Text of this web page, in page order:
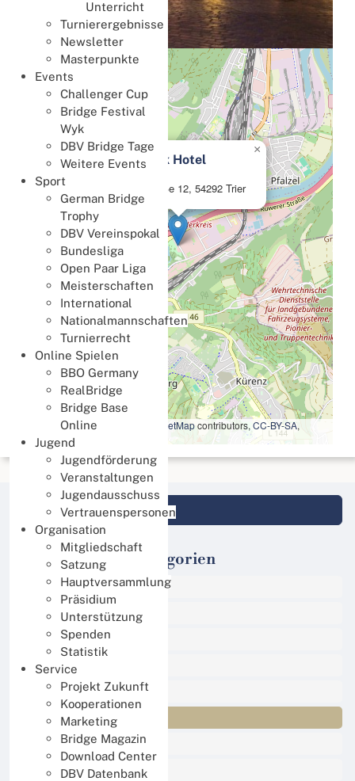
Unterricht
Turnierergebnisse
Newsletter
Masterpunkte
Events
Challenger Cup
Bridge Festival
Wyk
DBV Bridge Tage
Weitere Events
Sport
German Bridge
Trophy
DBV Vereinspokal
Bundesliga
Open Paar Liga
Meisterschaften
International
Nationalmannschaften
Turnierrecht
Online Spielen
BBO Germany
RealBridge
Bridge Base
Online
Jugend
Jugendförderung
Veranstaltungen
Jugendausschuss
Vertrauenspersonen
Organisation
Mitgliedschaft
Satzung
Hauptversammlung
Präsidium
Unterstützung
Spenden
Statistik
Service
Projekt Zukunft
Kooperationen
Marketing
Bridge Magazin
Download Center
DBV Datenbank
Nells Park Hotel
Dasbachstraße 12, 54292 Trier
×
+
−
Leaflet|Map data © OpenStreetMapcontributors, CC-BY-SA,
Imagery ©Mapbox
Login DBV Datenbank
Veranstaltungs-Kategorien
Alle Termine
Sport
Events
Online Turniere
Jugend
Regional
International
DBV Training